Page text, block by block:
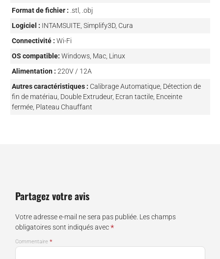
Format de fichier : .stl, .obj
Logiciel : INTAMSUITE, Simplify3D, Cura
Connectivité : Wi-Fi
OS compatible: Windows, Mac, Linux
Alimentation : 220V / 12A
Autres caractéristiques : Calibrage Automatique, Détection de
fin de matériau, Double Extrudeur, Ecran tactile, Enceinte
fermée, Plateau Chauffant
Partagez votre avis
Votre adresse e-mail ne sera pas publiée. Les champs
obligatoires sont indiqués avec*
Commentaire *